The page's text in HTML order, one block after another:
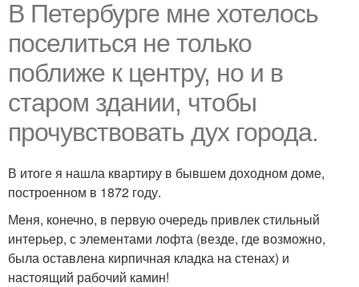
В Петербурге мне хотелось
поселиться не только
поближе к центру, но и в
старом здании, чтобы
прочувствовать дух города.
В итоге я нашла квартиру в бывшем доходном доме,
построенном в 1872 году.
Меня, конечно, в первую очередь привлек стильный
интерьер, с элементами лофта (везде, где возможно,
была оставлена кирпичная кладка на стенах) и
настоящий рабочий камин!